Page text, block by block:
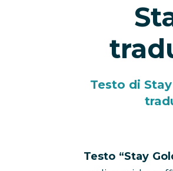
Testo di
Testo “Stay